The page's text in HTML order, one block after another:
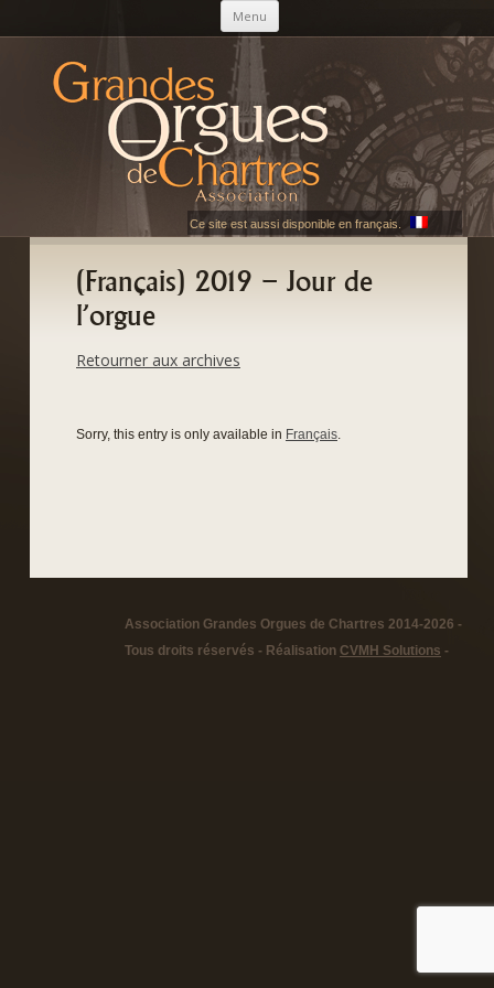
Menu Skip to content
AGOC
Les Grandes Orgues de Chartres
Ce site est aussi disponible en français.
(Français) 2019 – Jour de
l’orgue
Retourner aux archives
Sorry, this entry is only available in Français.
Association Grandes Orgues de Chartres 2014-2026 -
Tous droits réservés - Réalisation CVMH Solutions -